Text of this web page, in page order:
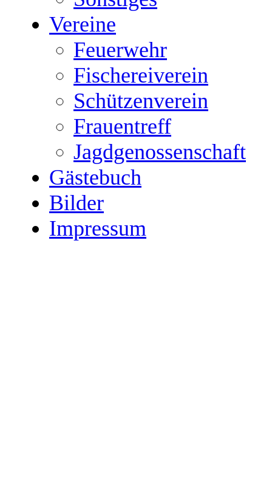
Vereine
Feuerwehr
Fischereiverein
Schützenverein
Frauentreff
Jagdgenossenschaft
Gästebuch
Bilder
Impressum